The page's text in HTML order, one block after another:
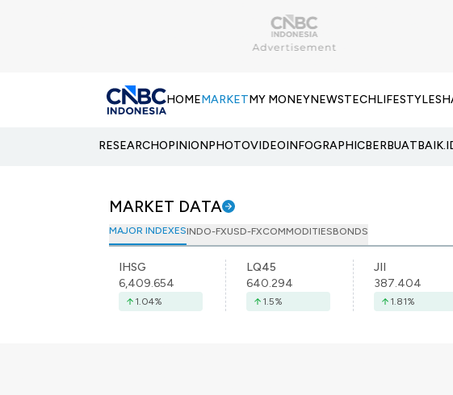
HOMEMARKETMY MONEYNEWSTECHLIFESTYLE
RESEARCHOPINIONPHOTOVIDEOINFOGRAPHIC
MARKET DATA
MAJOR INDEXESINDO-FXUSD-FXCOMMODITIESBONDS
IHSG
6,409.654
1.04%
LQ45
640.294
1.5%
JII
387.404
1.81%